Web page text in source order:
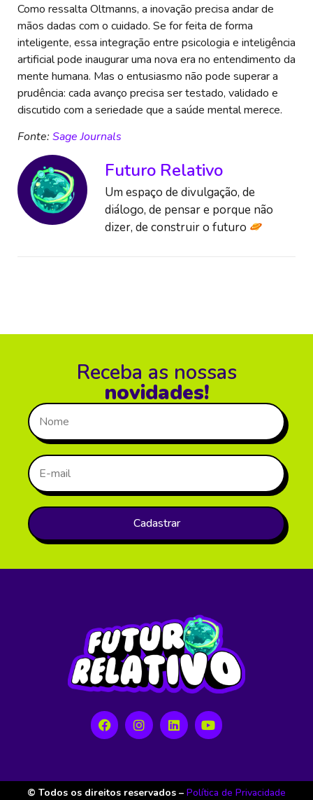
Como ressalta Oltmanns, a inovação precisa andar de
mãos dadas com o cuidado. Se for feita de forma
inteligente, essa integração entre psicologia e inteligência
artificial pode inaugurar uma nova era no entendimento da
mente humana. Mas o entusiasmo não pode superar a
prudência: cada avanço precisa ser testado, validado e
discutido com a seriedade que a saúde mental merece.
Fonte: Sage Journals
Futuro Relativo
Um espaço de divulgação, de
diálogo, de pensar e porque não
dizer, de construir o futuro
Receba as nossas
novidades!
Cadastrar
© Todos os direitos reservados – Política de Privacidade